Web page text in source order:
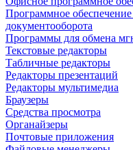
Программное обеспечение
документооборота
Программы для обмена
Текстовые редакторы
Табличные редакторы
Редакторы презентаций
Редакторы мультимедиа
Браузеры
Средства просмотра
Органайзеры
Почтовые приложения